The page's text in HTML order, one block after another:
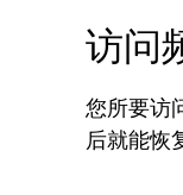
访问
您所要访
后就能恢